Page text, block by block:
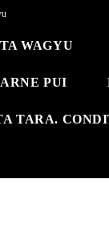
WAGYU
PUI
TARA.